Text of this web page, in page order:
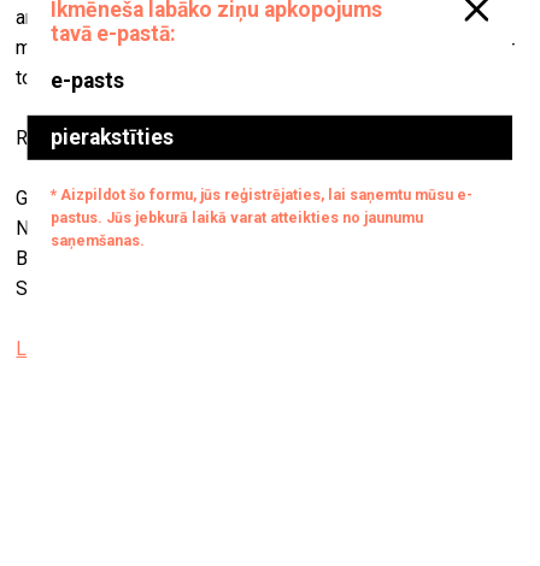
arī iepazīstina ar materiāliem par tālaika jaunajiem
māksliniekiem, kuri, nebūdami grupas sastāvā, saglabāja ar
to ciešu saikni.
Rakstu krājuma publikāciju teksti latviešu un angļu valodā.
Grāmatu var iegādāties muzeju veikalos Latvijas
Nacionālajā mākslas muzejā, Mākslas muzejā RĪGAS
BIRŽA, Dekoratīvās mākslas un dizaina muzejā, Romana
Sutas un Aleksandras Beļcovas muzejā.
Latvijas Nacionālais mākslas muzejs